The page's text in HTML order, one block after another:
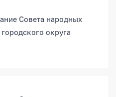
Совета народных
округа